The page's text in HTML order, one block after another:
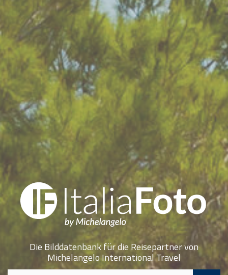
Die Bilddatenbank für die Reisepartner von
Michelangelo International Travel